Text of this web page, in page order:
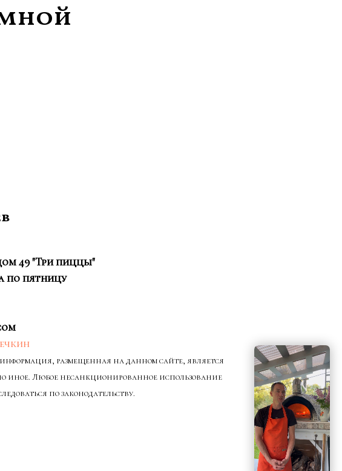
49 "Три пиццы"
по пятницу
размещенная на данном сайте, является
иное. Любое несанкционированное использование
по законодательству.